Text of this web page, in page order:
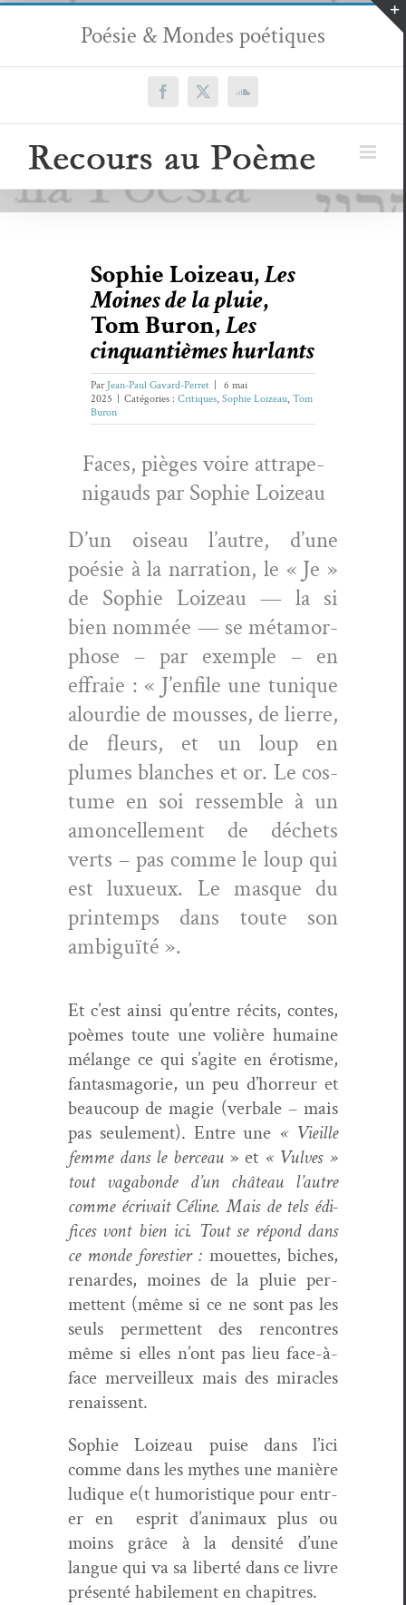
Passer
contenu
Poésie & Mondes poétiques
Facebook
X SoundCloud
Sophie Loizeau,Les
Moines de la pluie,
Tom Buron,Les
cinquantièmes hurlants
Par Jean-Paul Gavard-Perret
6 mai
2025
Catégories : Critiques, Sophie Loizeau, Tom
Buron
Faces, pièges voire attrape-
nigauds par Sophie Loizeau
D’un oiseau l’autre, d’une
poésie à la nar­ra­tion, le « Je »
de Sophie Loizeau — la si
bien nom­mée — se méta­mor­
phose – par exem­ple – en
effraie : « J’enfile une tunique
alour­die de mouss­es, de lierre,
de fleurs, et un loup en
plumes blanch­es et or. Le cos­
tume en soi ressem­ble à un
amon­celle­ment de déchets
verts – pas comme le loup qui
est lux­ueux. Le masque du
print­emps dans toute son
ambiguïté ».
Et c’est ain­si qu’entre réc­its, con­tes,
poèmes toute une volière humaine
mélange ce qui s’agite en éro­tisme,
fan­tas­magorie, un peu d’horreur et
beau­coup de magie (ver­bale – mais
pas seule­ment). Entre une « Vieille
femme dans le berceau» et « Vul­ves »
tout vagabonde d’un château l’autre
comme écrivait Céline. Mais de tels édi­
fices vont bien ici. Tout se répond dans
ce monde foresti­er :mou­ettes, bich­es,
renardes, moines de la pluie per­
me­t­tent (même si ce ne sont pas les
seuls per­me­t­tent des ren­con­tres
même si elles n’ont pas lieu face-à-
face mer­veilleux mais des mir­a­cles
renaissent.
Sophie Loizeau puise dans l’ici
comme dans les mythes une manière
ludique e(t humoris­tique pour entr­
er en esprit d’animaux plus ou
moins grâce à la den­sité d’une
langue qui va sa lib­erté dans ce livre
présen­té habile­ment en chapitres.